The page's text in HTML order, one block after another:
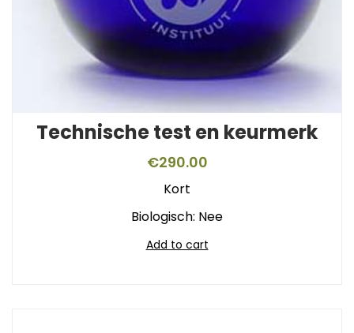
Technische test en keurmerk
€290.00
Kort
Biologisch: Nee
Add to cart